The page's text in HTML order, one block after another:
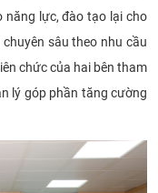
năng lực, đào tạo lại cho
sâu theo nhu cầu
chức của hai bên tham
lý góp phần tăng cường